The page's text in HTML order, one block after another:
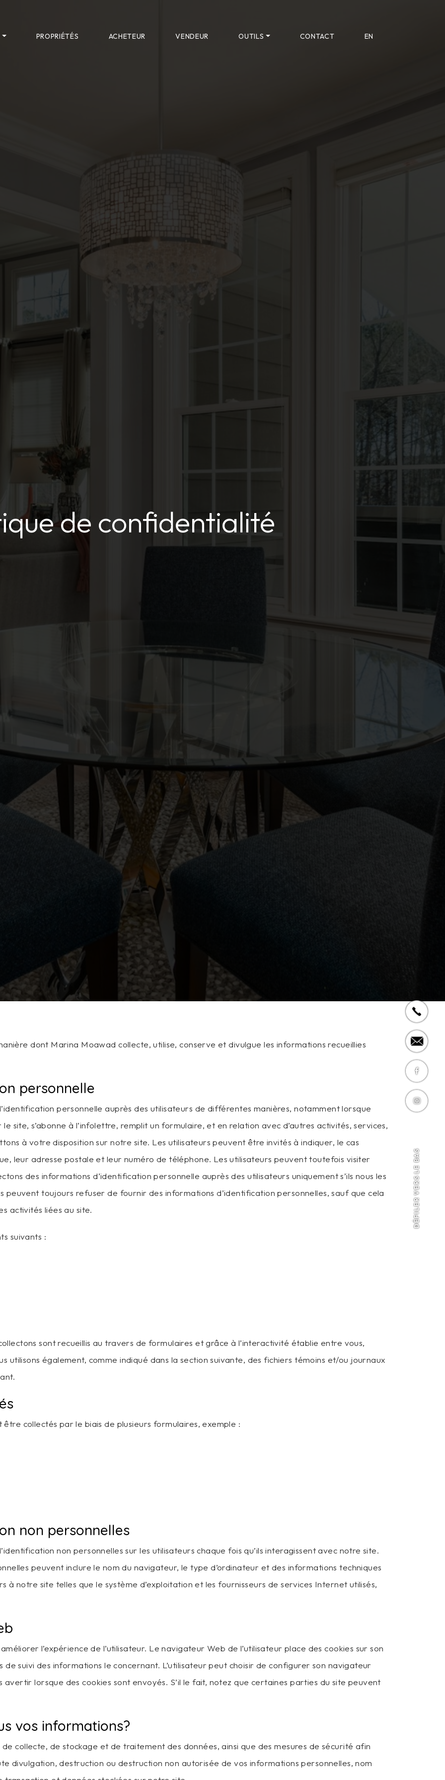
DÉFILER VERS LE BAS
PROPRIÉTÉS ACHETEUR VENDEUR OUTILS CONTACT EN
de confidentialité
dont Marina Moawad collecte, utilise, conserve et divulgue les informations recueillies
personnelle
personnelle auprès des utilisateurs de différentes manières, notamment lorsque
le site, s’abonne à l’infolettre, remplit un formulaire, et en relation avec d’autres activités, services,
à votre disposition sur notre site. Les utilisateurs peuvent être invités à indiquer, le cas
leur adresse postale et leur numéro de téléphone. Les utilisateurs peuvent toutefois visiter
des informations d’identification personnelle auprès des utilisateurs uniquement s’ils nous les
peuvent toujours refuser de fournir des informations d’identification personnelles, sauf que cela
activités liées au site.
suivants :
sont recueillis au travers de formulaires et grâce à l’interactivité établie entre vous,
utilisons également, comme indiqué dans la section suivante, des fichiers témoins et/ou journaux
collectés par le biais de plusieurs formulaires, exemple :
non personnelles
non personnelles sur les utilisateurs chaque fois qu’ils interagissent avec notre site.
peuvent inclure le nom du navigateur, le type d’ordinateur et des informations techniques
à notre site telles que le système d’exploitation et les fournisseurs de services Internet utilisés,
l’expérience de l’utilisateur. Le navigateur Web de l’utilisateur place des cookies sur son
de suivi des informations le concernant. L’utilisateur peut choisir de configurer son navigateur
lorsque des cookies sont envoyés. S’il le fait, notez que certaines parties du site peuvent
vos informations?
collecte, de stockage et de traitement des données, ainsi que des mesures de sécurité afin
divulgation, destruction ou destruction non autorisée de vos informations personnelles, nom